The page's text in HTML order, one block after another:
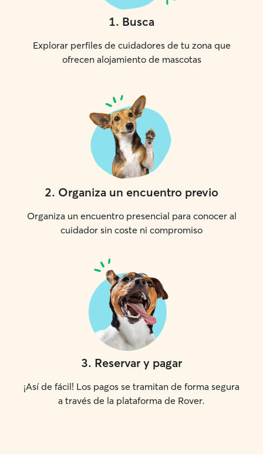
1. Busca
Explorar perfiles de cuidadores de tu zona que
ofrecen alojamiento de mascotas
2. Organiza un encuentro previo
Organiza un encuentro presencial para conocer al
cuidador sin coste ni compromiso
3. Reservar y pagar
¡Así de fácil! Los pagos se tramitan de forma segura
a través de la plataforma de Rover.